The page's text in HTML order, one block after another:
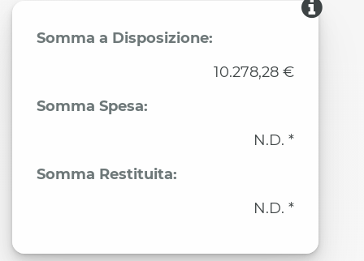
Somma a Disposizione:
10.278,28 €
Somma Spesa:
N.D. *
Somma Restituita:
N.D. *